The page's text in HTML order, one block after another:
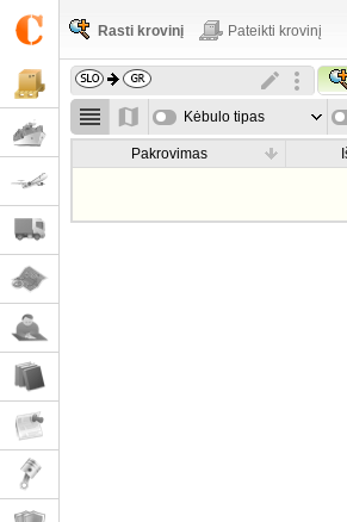
Rasti krovinį Pateikti krovinį
Kėbulo tipas
Pakrovimas